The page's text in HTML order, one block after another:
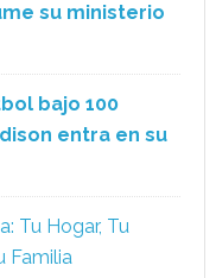
su ministerio
bajo 100
entra en su
Tu Hogar, Tu
Familia